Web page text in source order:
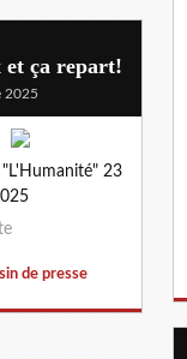
ça repart!
2025
23
de presse